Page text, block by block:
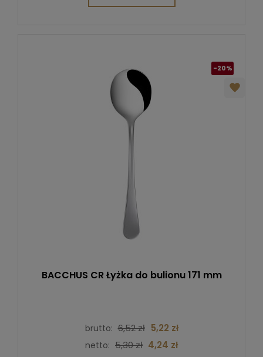
-20%
BACCHUS CR Łyżka do bulionu 171 mm
brutto: 6,52 zł 5,22 zł
netto: 5,30 zł 4,24 zł